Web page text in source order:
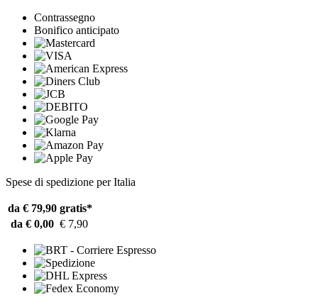
Contrassegno
Bonifico anticipato
Spese di spedizione per Italia
da € 79,90 gratis*
da € 0,00 € 7,90